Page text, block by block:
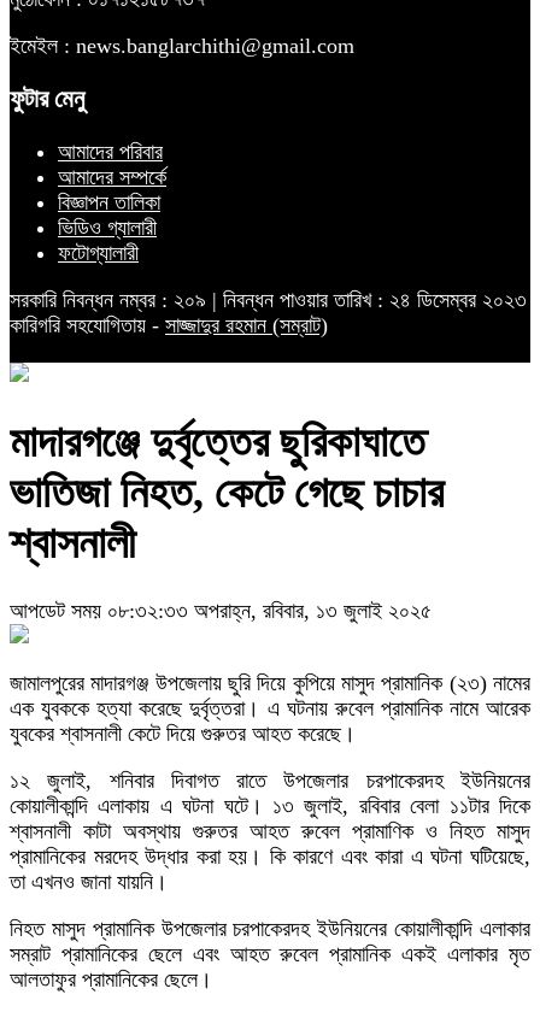
ইমেইল : news.banglarchithi@gmail.com
ফুটার মেনু
আমাদের পরিবার
আমাদের সম্পর্কে
বিজ্ঞাপন তালিকা
ভিডিও গ্যালারী
ফটোগ্যালারী
সরকারি নিবন্ধন নম্বর : ২০৯ | নিবন্ধন পাওয়ার তারিখ : ২৪ ডিসেম্বর ২০২৩
কারিগরি সহযোগিতায় - সাজ্জাদুর রহমান (সম্রাট)
মাদারগঞ্জে দুর্বৃত্তের ছুরিকাঘাতে
ভাতিজা নিহত, কেটে গেছে চাচার
শ্বাসনালী
আপডেট সময় ০৮:৩২:৩৩ অপরাহ্ন, রবিবার, ১৩ জুলাই ২০২৫
জামালপুরের মাদারগঞ্জ উপজেলায় ছুরি দিয়ে কুপিয়ে মাসুদ প্রামানিক (২৩) নামের
এক যুবককে হত্যা করেছে দুর্বৃত্তরা। এ ঘটনায় রুবেল প্রামানিক নামে আরেক
যুবকের শ্বাসনালী কেটে দিয়ে গুরুতর আহত করেছে।
১২ জুলাই, শনিবার দিবাগত রাতে উপজেলার চরপাকেরদহ ইউনিয়নের
কোয়ালীকান্দি এলাকায় এ ঘটনা ঘটে। ১৩ জুলাই, রবিবার বেলা ১১টার দিকে
শ্বাসনালী কাটা অবস্থায় গুরুতর আহত রুবেল প্রামাণিক ও নিহত মাসুদ
প্রামানিকের মরদেহ উদ্ধার করা হয়। কি কারণে এবং কারা এ ঘটনা ঘটিয়েছে,
তা এখনও জানা যায়নি।
নিহত মাসুদ প্রামানিক উপজেলার চরপাকেরদহ ইউনিয়নের কোয়ালীকান্দি এলাকার
সম্রাট প্রামানিকের ছেলে এবং আহত রুবেল প্রামানিক একই এলাকার মৃত
আলতাফুর প্রামানিকের ছেলে।